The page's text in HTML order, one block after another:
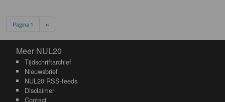
Paginering
Pagina 1 Volgende pagina
››
Meer NUL20
Meer NUL20
Tijdschriftarchief
Nieuwsbrief
NUL20 RSS-feeds
Disclaimer
Contact